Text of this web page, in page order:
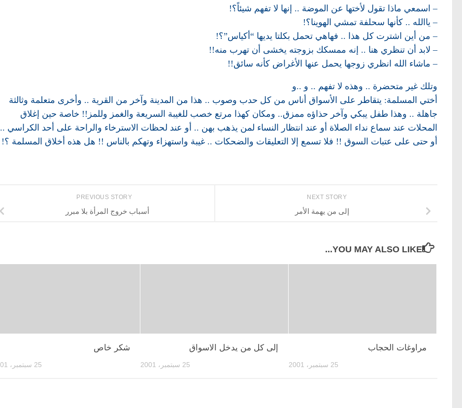
– اسمعي ماذا تقول لأختها عن الموضة .. إنها لا تفهم شيئاً؟!
– ياالله .. كأنها سحلفة تمشي الهوينا؟!
– من أين اشترت كل هذا .. فهاهي تحمل بكلتا يديها “أكياس”؟!
– لابد أن تنظري هنا .. إنه ممسكك بزوجته يخشى أن تهرب منه!!
– ماشاء الله انظري زوجها يحمل عنها الأغراض كأنه سائق!!
وتلك غير متحضرة .. وهذه لا تفهم .. و ..و
أختي المسلمة: يتقاطر على الأسواق أناس من كل حدب وصوب .. هذا من المدينة وآخر من القرية .. وأخرى متعلمة وثالثة
جاهلة .. وهذا طفل يبكي وآخر حذاؤه ممزق.. ومكان كهذا مرتع خصب للغيبة السريعة والغمز وللمز!! خاصة حين إغلاق
المحلات عند سماع نداء الصلاة أو عند انتظار النساء لمن يذهب بهن .. أو عند لحظات الاسترخاء والراحة على أحد الكراسي ..
أو حتى على عتبات السوق !! فلا تسمع إلا التعليقات والضحكات .. غيبة واستهزاء وتهكم بالناس !! هل هذه أخلاق المسلمة ؟!
NEXT STORY
إلى من يهمة الأمر
PREVIOUS STORY
أسباب خروج المرأة بلا مبرر
YOU MAY ALSO LIKE...
شكر خاص
25 سبتمبر، 2001
إلى كل من يدخل الاسواق
25 سبتمبر، 2001
مراوغات الحجاب
25 سبتمبر، 2001